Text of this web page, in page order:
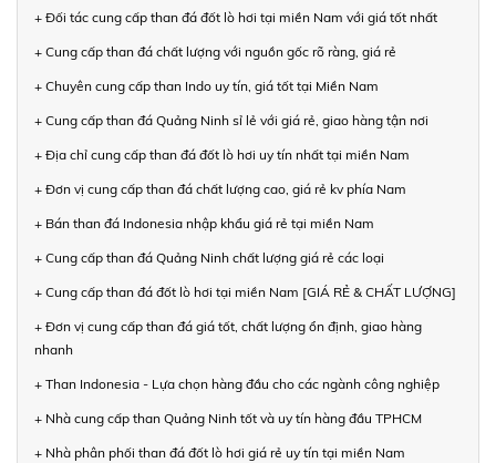
+ Đối tác cung cấp than đá đốt lò hơi tại miền Nam với giá tốt nhất
+ Cung cấp than đá chất lượng với nguồn gốc rõ ràng, giá rẻ
+ Chuyên cung cấp than Indo uy tín, giá tốt tại Miền Nam
+ Cung cấp than đá Quảng Ninh sỉ lẻ với giá rẻ, giao hàng tận nơi
+ Địa chỉ cung cấp than đá đốt lò hơi uy tín nhất tại miền Nam
+ Đơn vị cung cấp than đá chất lượng cao, giá rẻ kv phía Nam
+ Bán than đá Indonesia nhập khẩu giá rẻ tại miền Nam
+ Cung cấp than đá Quảng Ninh chất lượng giá rẻ các loại
+ Cung cấp than đá đốt lò hơi tại miền Nam [GIÁ RẺ & CHẤT LƯỢNG]
+ Đơn vị cung cấp than đá giá tốt, chất lượng ổn định, giao hàng
nhanh
+ Than Indonesia - Lựa chọn hàng đầu cho các ngành công nghiệp
+ Nhà cung cấp than Quảng Ninh tốt và uy tín hàng đầu TPHCM
+ Nhà phân phối than đá đốt lò hơi giá rẻ uy tín tại miền Nam